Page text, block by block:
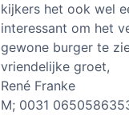
kijkers het ook wel
interessant om het
gewone burger te
vriendelijke groet,
René Franke
M; 0031